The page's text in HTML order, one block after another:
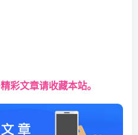
彩文章请收藏本站。